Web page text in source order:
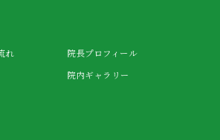
れ
院長プロフィール
院内ギャラリー